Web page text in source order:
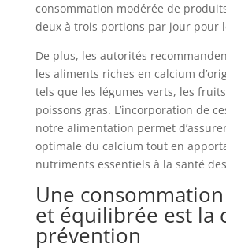
consommation modérée de
deux à trois portions par jour pour
De plus, les autorités
les aliments riches en calcium
tels que les légumes verts, les
poissons gras. L’incorporation de
notre alimentation permet
optimale du calcium tout en
nutriments essentiels à la santé
Une
et équilibrée est la
prévention